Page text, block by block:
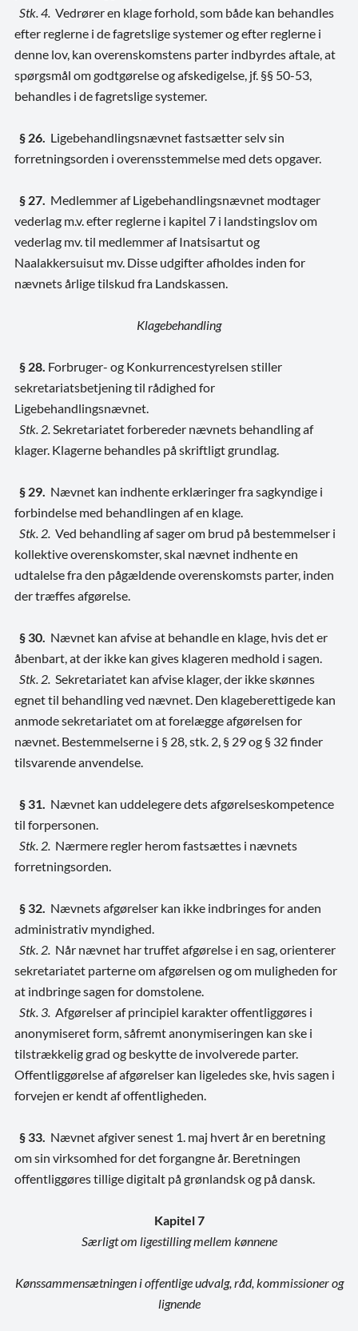
Stk. 4. Vedrører en klage forhold, som både kan behandles
efter reglerne i de fagretslige systemer og efter reglerne i
denne lov, kan overenskomstens parter indbyrdes aftale, at
spørgsmål om godtgørelse og afskedigelse, jf. §§ 50-53,
behandles i de fagretslige systemer.
§ 26. Ligebehandlingsnævnet fastsætter selv sin
forretningsorden i overensstemmelse med dets opgaver.
§ 27. Medlemmer af Ligebehandlingsnævnet modtager
vederlag m.v. efter reglerne i kapitel 7 i landstingslov om
vederlag mv. til medlemmer af Inatsisartut og
Naalakkersuisut mv. Disse udgifter afholdes inden for
nævnets årlige tilskud fra Landskassen.
Klagebehandling
§ 28. Forbruger- og Konkurrencestyrelsen stiller
sekretariatsbetjening til rådighed for
Ligebehandlingsnævnet.
Stk. 2. Sekretariatet forbereder nævnets behandling af
klager. Klagerne behandles på skriftligt grundlag.
§ 29. Nævnet kan indhente erklæringer fra sagkyndige i
forbindelse med behandlingen af en klage.
Stk. 2. Ved behandling af sager om brud på bestemmelser i
kollektive overenskomster, skal nævnet indhente en
udtalelse fra den pågældende overenskomsts parter, inden
der træffes afgørelse.
§ 30. Nævnet kan afvise at behandle en klage, hvis det er
åbenbart, at der ikke kan gives klageren medhold i sagen.
Stk. 2. Sekretariatet kan afvise klager, der ikke skønnes
egnet til behandling ved nævnet. Den klageberettigede kan
anmode sekretariatet om at forelægge afgørelsen for
nævnet. Bestemmelserne i § 28, stk. 2, § 29 og § 32 finder
tilsvarende anvendelse.
§ 31. Nævnet kan uddelegere dets afgørelseskompetence
til forpersonen.
Stk. 2. Nærmere regler herom fastsættes i nævnets
forretningsorden.
§ 32. Nævnets afgørelser kan ikke indbringes for anden
administrativ myndighed.
Stk. 2. Når nævnet har truffet afgørelse i en sag, orienterer
sekretariatet parterne om afgørelsen og om muligheden for
at indbringe sagen for domstolene.
Stk. 3. Afgørelser af principiel karakter offentliggøres i
anonymiseret form, såfremt anonymiseringen kan ske i
tilstrækkelig grad og beskytte de involverede parter.
Offentliggørelse af afgørelser kan ligeledes ske, hvis sagen i
forvejen er kendt af offentligheden.
§ 33. Nævnet afgiver senest 1. maj hvert år en beretning
om sin virksomhed for det forgangne år. Beretningen
offentliggøres tillige digitalt på grønlandsk og på dansk.
Kapitel7
Særligt om ligestilling mellem kønnene
Kønssammensætningen i offentlige udvalg, råd, kommissioner og
lignende